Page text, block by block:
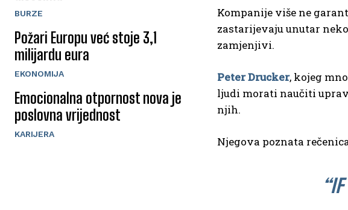
BURZE
Požari Europu već stoje 3,1
milijardu eura
EKONOMIJA
Emocionalna otpornost nova je
poslovna vrijednost
KARIJERA
Kompanije više ne
zastarijevaju unutar
zamjenjivi.
Peter Drucker, kojeg
ljudi morati naučiti
njih.
Njegova poznata